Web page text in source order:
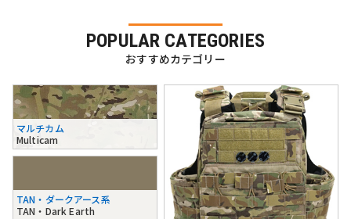
POPULAR CATEGORIES
おすすめカテゴリー
マルチカム
Multicam
TAN・ダークアース系
TAN・Dark Earth